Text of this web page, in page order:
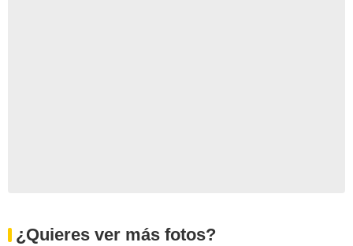
¿Quieres ver más fotos?